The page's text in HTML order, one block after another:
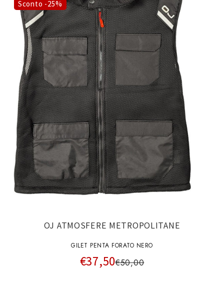
Sconto -25%
OJ ATMOSFERE METROPOLITANE
GILET PENTA FORATO NERO
€37,50€50,00